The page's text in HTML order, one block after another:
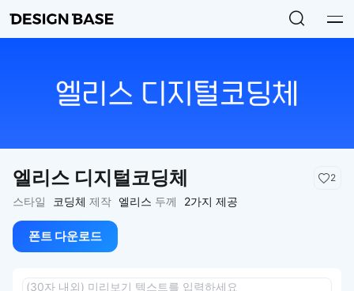
엘리스 디지털코딩체 2
스타일 코딩체 제작 엘리스 두께 2가지 제공
폰트 다운로드